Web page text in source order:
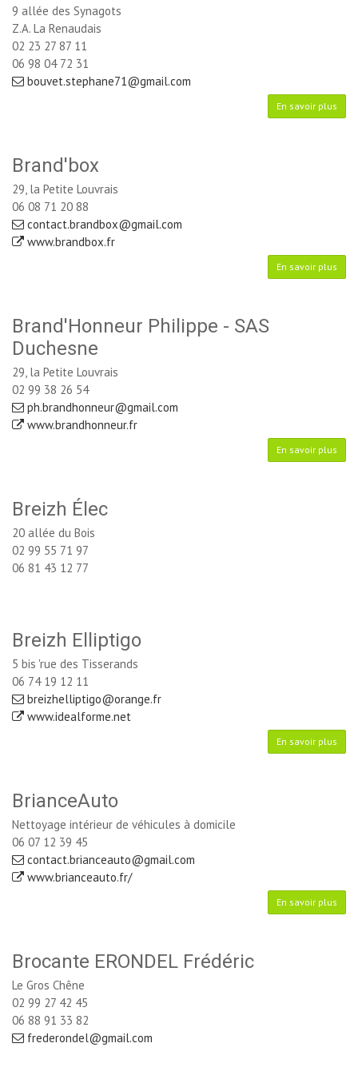
9 allée des Synagots
Z.A. La Renaudais
02 23 27 87 11
06 98 04 72 31
bouvet.stephane71@gmail.com
En savoir plus
Brand'box
29, la Petite Louvrais
06 08 71 20 88
contact.brandbox@gmail.com
www.brandbox.fr
En savoir plus
Brand'Honneur Philippe - SAS
Duchesne
29, la Petite Louvrais
02 99 38 26 54
ph.brandhonneur@gmail.com
www.brandhonneur.fr
En savoir plus
Breizh Élec
20 allée du Bois
02 99 55 71 97
06 81 43 12 77
Breizh Elliptigo
5 bis 'rue des Tisserands
06 74 19 12 11
breizhelliptigo@orange.fr
www.idealforme.net
En savoir plus
BrianceAuto
Nettoyage intérieur de véhicules à domicile
06 07 12 39 45
contact.brianceauto@gmail.com
www.brianceauto.fr/
En savoir plus
Brocante ERONDEL Frédéric
Le Gros Chêne
02 99 27 42 45
06 88 91 33 82
frederondel@gmail.com